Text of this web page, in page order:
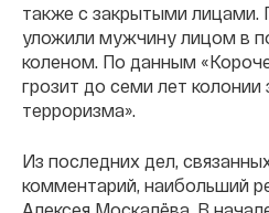
также с закрытыми лицами.
уложили мужчину лицом в
коленом. По данным
грозит до семи лет колонии
терроризма».
Из последних дел,
комментарий, наибольший